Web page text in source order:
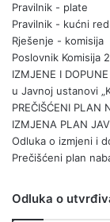
Pravilnik - plate
Pravilnik - kućni red
Rješenje - komisija
Poslovnik Komisija
IZMJENE I
u Javnoj ustanovi
PREČIŠĆENI PLAN
IZMJENA PLAN
Odluka o izmjeni i
Prečišćeni plan
Odluka o